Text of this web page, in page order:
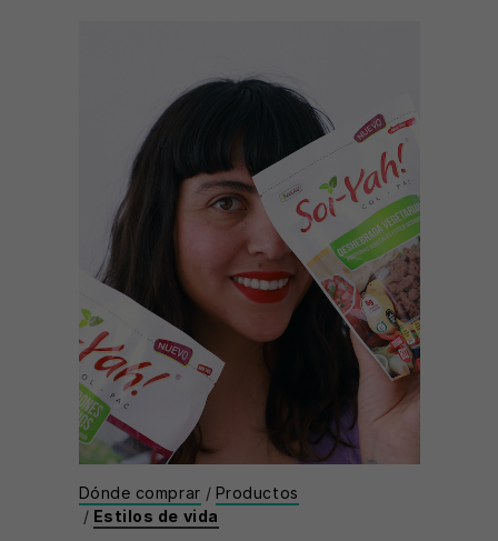
Dónde comprar / Productos
/ Estilos de vida